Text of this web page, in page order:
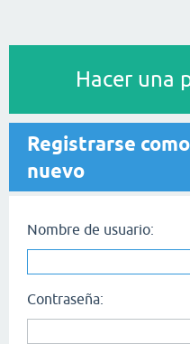
Hacer una
Registrarse
nuevo
Nombre de usuario:
Contraseña: